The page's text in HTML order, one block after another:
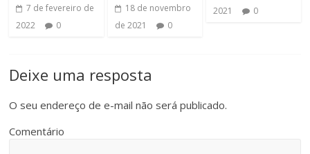
7 de fevereiro de
2022
0
18 de novembro
de 2021
0
2021
0
Deixe uma resposta
O seu endereço de e-mail não será publicado.
Comentário